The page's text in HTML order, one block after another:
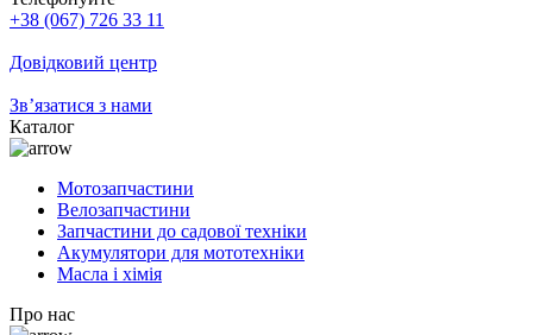
+38 (067) 726 33 11
Довідковий центр
Зв’язатися з нами
Каталог
Мотозапчастини
Велозапчастини
Запчастини до садової техніки
Акумулятори для мототехніки
Масла і хімія
Про нас